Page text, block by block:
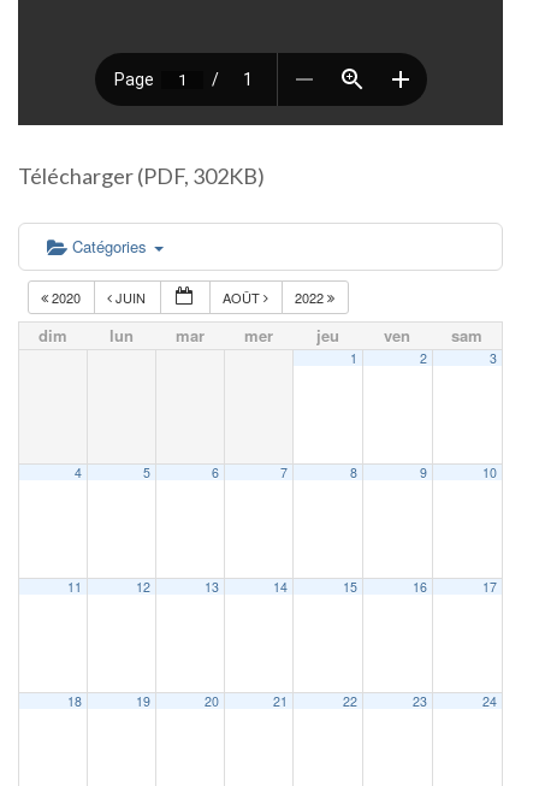
Télécharger (PDF, 302KB)
Catégories
2020 JUIN AOÛT 2022
dim lun mar mer jeu ven sam
1 2 3
4 5 6 7 8 9 10
11 12 13 14 15 16 17
18 19 20 21 22 23 24